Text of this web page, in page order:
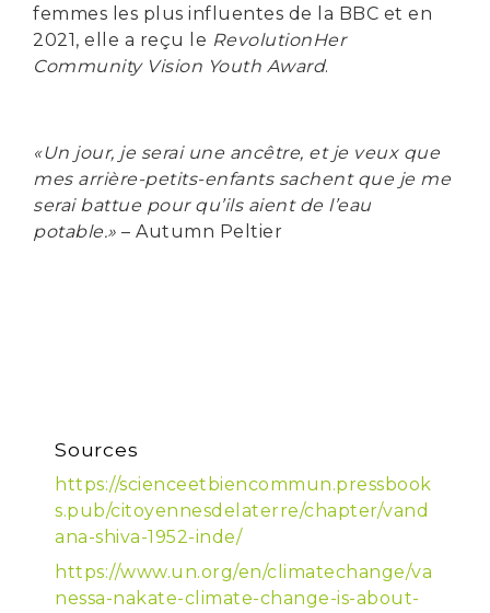
femmes les plus influentes de la BBC et en
2021, elle a reçu le RevolutionHer
Community Vision Youth Award.
«Un jour, je serai une ancêtre, et je veux que
mes arrière-petits-enfants sachent que je me
serai battue pour qu’ils aient de l’eau
potable.» – Autumn Peltier
Sources
https://scienceetbiencommun.pressbook
s.pub/citoyennesdelaterre/chapter/vand
ana-shiva-1952-inde/
https://www.un.org/en/climatechange/va
nessa-nakate-climate-change-is-about-